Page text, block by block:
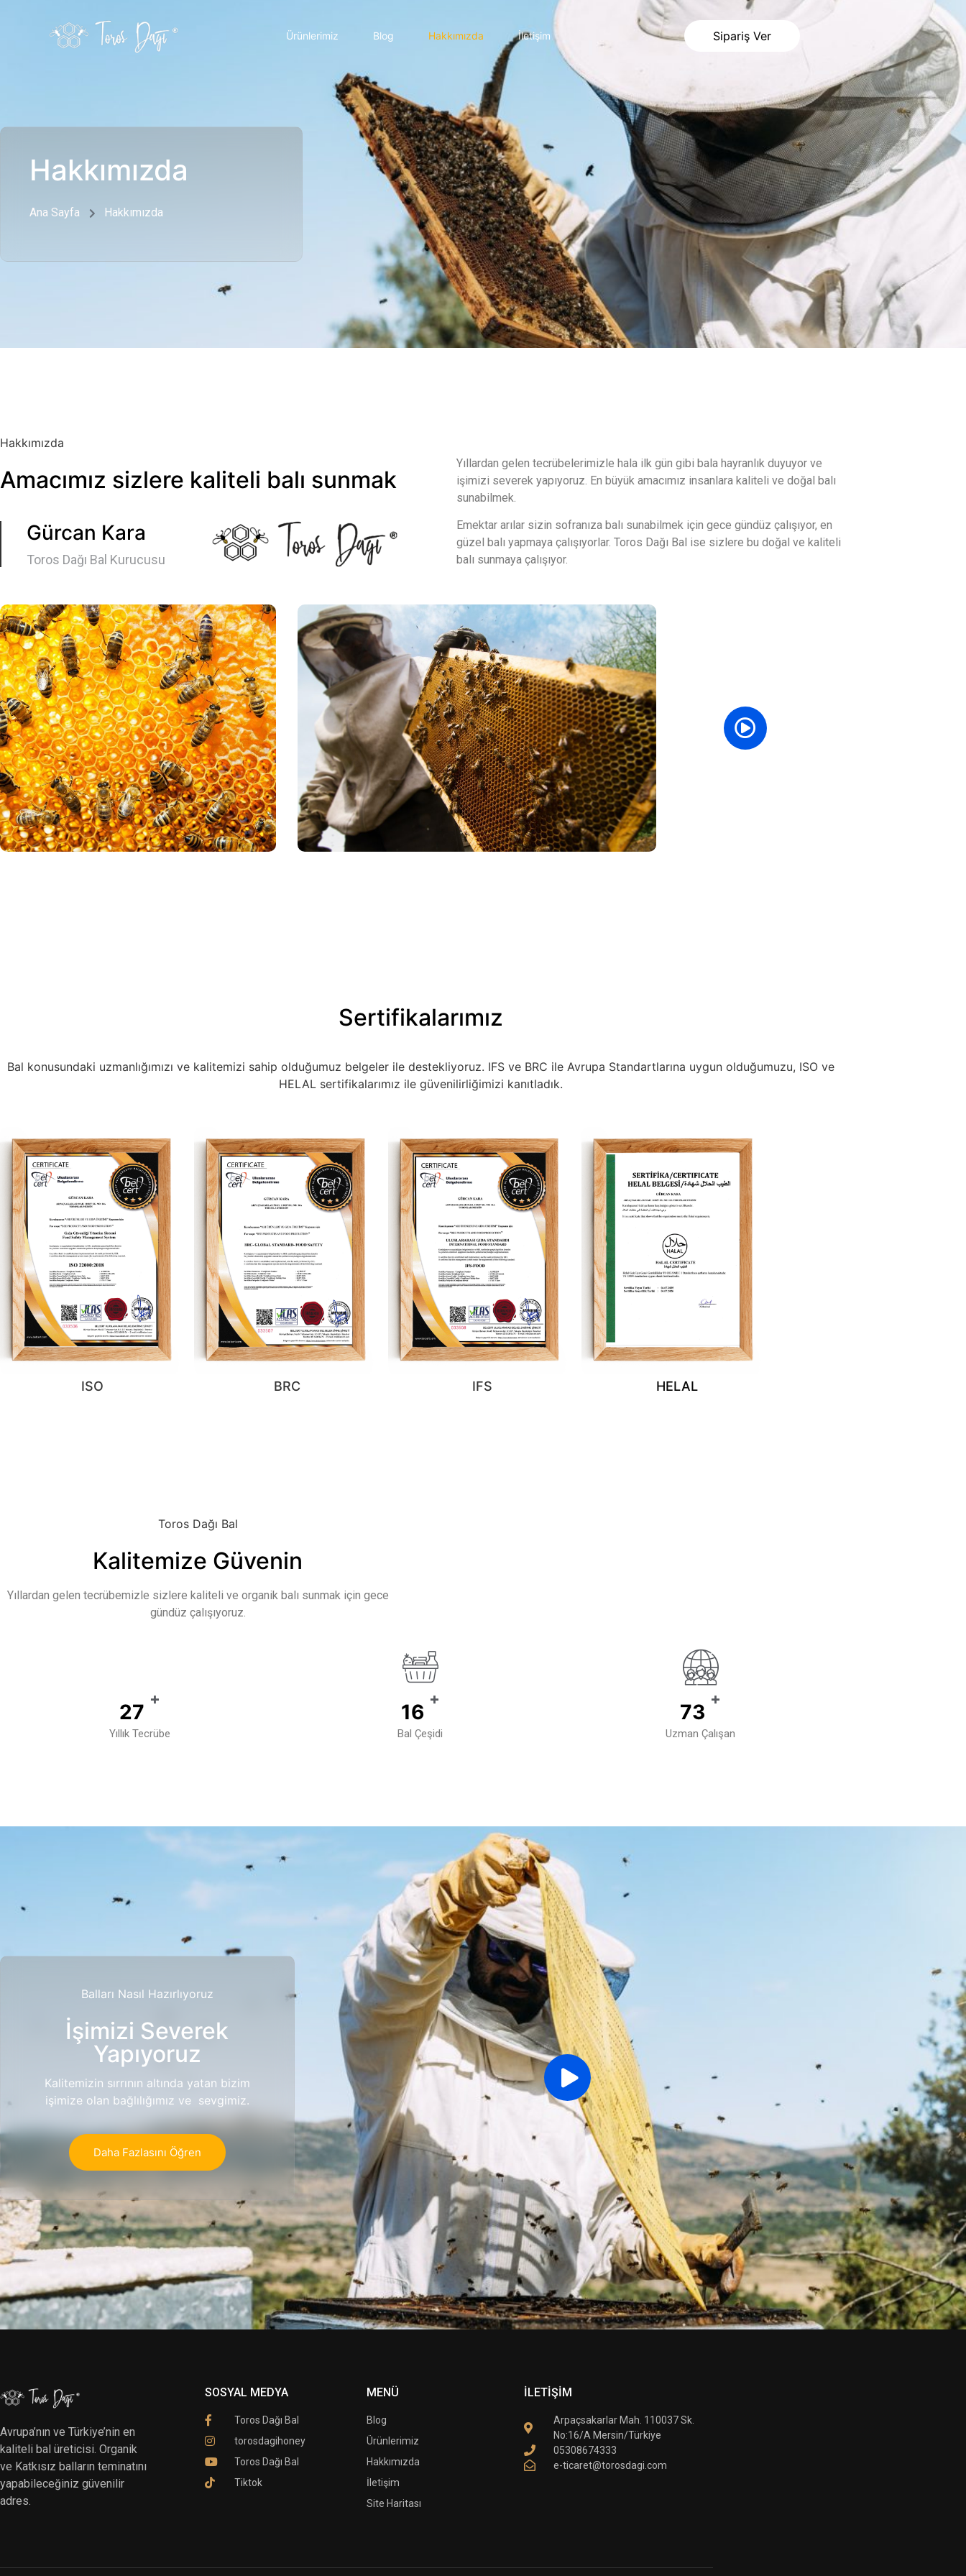
Ürünlerimiz Blog Hakkımızda İletişim Sipariş Ver
Hakkımızda
Ana Sayfa Hakkımızda
Hakkımızda
Amacımız sizlere kaliteli balı sunmak
Gürcan Kara
Toros Dağı Bal Kurucusu
Yıllardan gelen tecrübelerimizle hala ilk gün gibi bala hayranlık duyuyor ve
işimizi severek yapıyoruz. En büyük amacımız insanlara kaliteli ve doğal balı
sunabilmek.
Emektar arılar sizin sofranıza balı sunabilmek için gece gündüz çalışıyor, en
güzel balı yapmaya çalışıyorlar. Toros Dağı Bal ise sizlere bu doğal ve kaliteli
balı sunmaya çalışıyor.
Sertifikalarımız
Bal konusundaki uzmanlığımızı ve kalitemizi sahip olduğumuz belgeler ile destekliyoruz. IFS ve BRC ile Avrupa Standartlarına uygun olduğumuzu, ISO ve
HELAL sertifikalarımız ile güvenilirliğimizi kanıtladık.
ISO BRC IFS HELAL
Toros Dağı Bal
Kalitemize Güvenin
Yıllardan gelen tecrübemizle sizlere kaliteli ve organik balı sunmak için gece
gündüz çalışıyoruz.
40
+
Yıllık Tecrübe
23
+
Bal Çeşidi
110
+
Uzman Çalışan
Balları Nasıl Hazırlıyoruz
İşimizi Severek
Yapıyoruz
Kalitemizin sırrının altında yatan bizim
işimize olan bağlılığımız ve sevgimiz.
Daha Fazlasını Öğren
Avrupa’nın ve Türkiye’nin en
kaliteli bal üreticisi. Organik
ve Katkısız balların teminatını
yapabileceğiniz güvenilir
adres.
SOSYAL MEDYA
Toros Dağı Bal
torosdagihoney
Toros Dağı Bal
Tiktok
MENÜ
Blog
Ürünlerimiz
Hakkımızda
İletişim
Site Haritası
İLETİŞİM
Arpaçsakarlar Mah. 110037 Sk.
No:16/A Mersin/Türkiye
05308674333
e-ticaret@torosdagi.com